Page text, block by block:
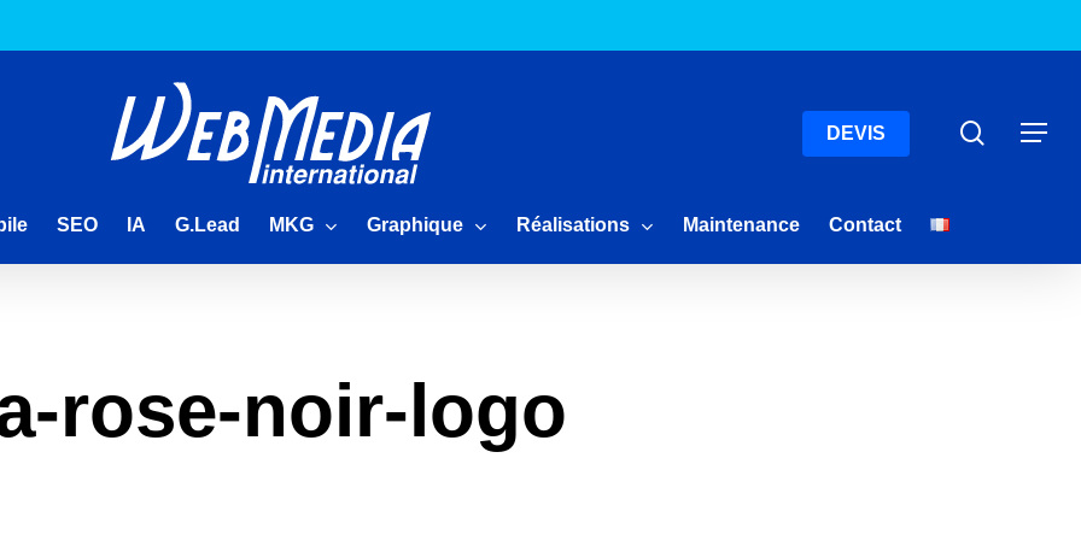
DEVIS Menu
SEO IA G.Lead MKG Graphique Réalisations Maintenance Contact
rose-noir-logo